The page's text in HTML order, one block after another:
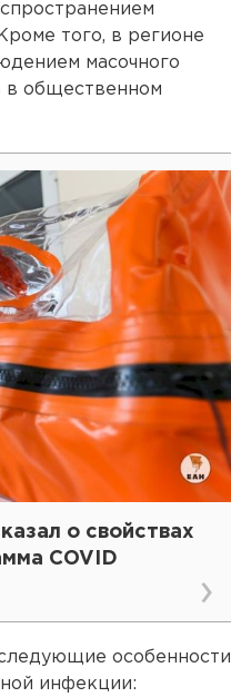
того, в регионе
масочного
общественном
о свойствах
COVID
особенности
инфекции: